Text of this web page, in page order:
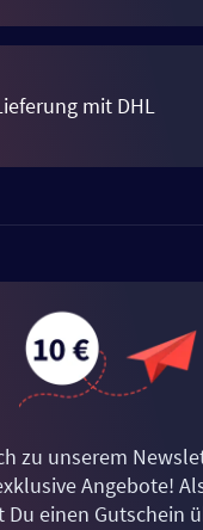
mit DHL
zu unserem
Angebote!
einen Gutschein